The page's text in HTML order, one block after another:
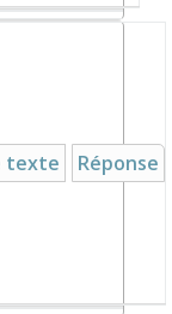
texte Réponse